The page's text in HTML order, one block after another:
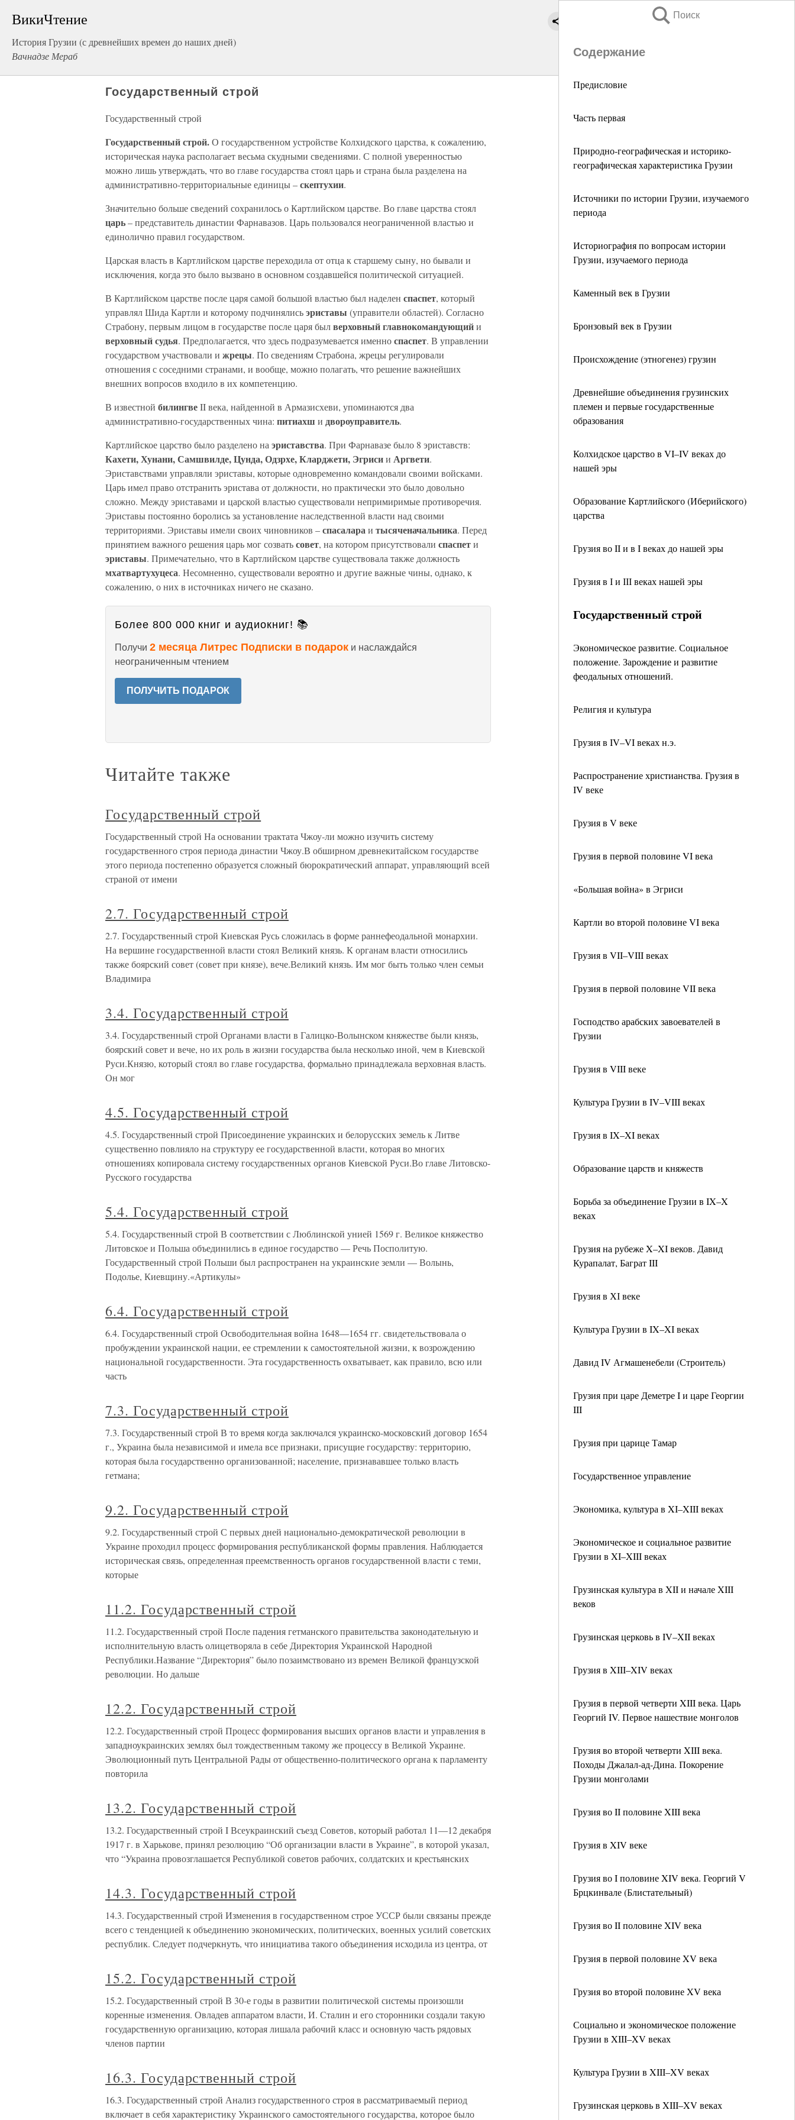
ВикиЧтение
История Грузии (с древнейших времен до наших дней)
Вачнадзе Мераб
Поиск
Содержание
Предисловие
Часть первая
Природно-географическая и историко-
географическая характеристика Грузии
Источники по истории Грузии, изучаемого
периода
Историография по вопросам истории
Грузии, изучаемого периода
Каменный век в Грузии
Бронзовый век в Грузии
Происхождениe (этногенез) грузин
Древнейшие объединения грузинских
племен и первые государственные
образования
Колхидское царство в VI–IV веках до
нашей эры
Образование Картлийского (Иберийского)
царства
Грузия во II и в I веках до нашей эры
Грузия в І и ІІІ веках нашей эры
Государственный строй
Экономическое развитие. Социальное
положение. Зарождение и развитие
феодальных отношений.
Религия и культура
Грузия в IV–VI веках н.э.
Распространение христианства. Грузия в
IV веке
Грузия в V веке
Грузия в первой половине VI века
«Большая война» в Эгриси
Картли во второй половине VI века
Грузия в VII–VIII веках
Грузия в первой половине VII века
Господство арабских завоевателей в
Грузии
Грузия в VIII веке
Культура Грузии в IV–VIII веках
Грузия в IX–XI веках
Образование царств и княжеств
Борьба за объединение Грузии в IX–X
веках
Грузия на рубеже X–XI веков. Давид
Курапалат, Баграт III
Грузия в ХІ веке
Культура Грузии в IX–XI веках
Давид IV Агмашенебели (Строитель)
Грузия при царе Деметре I и царе Георгии
III
Грузия при царице Тамар
Государственное управление
Экономика, культура в XI–XIII веках
Экономическое и социальное развитие
Грузии в XI–XIII веках
Грузинская культура в XII и начале XIII
веков
Грузинская церковь в IV–XII веках
Грузия в XIII–XIV веках
Грузия в первой четверти XIII века. Царь
Георгий IV. Первое нашествие монголов
Грузия во второй четверти XIII века.
Походы Джалал-ад-Дина. Покорение
Грузии монголами
Грузия во II половине XIII века
Грузия в XIV веке
Грузия во I половине XIV века. Георгий V
Брцкинвале (Блистательный)
Грузия во II половине XIV века
Грузия в первой половине XV века
Грузия во второй половине XV века
Социально и экономическое положение
Грузии в XIII–XV веках
Культура Грузии в XIII–XV веках
Грузинская церковь в XIII–XV веках
Государственный строй
Государственный строй
Государственный строй.О государственном устройстве Колхидского царства, к сожалению,
историческая наука располагает весьма скудными сведениями. С полной уверенностью
можно лишь утверждать, что во главе государства стоял царь и страна была разделена на
административно-территориальные единицы –скептухии.
Значительно больше сведений сохранилось о Картлийском царстве. Во главе царства стоял
царь– представитель династии Фарнавазов. Царь пользовался неограниченной властью и
единолично правил государством.
Царская власть в Картлийском царстве переходила от отца к старшему сыну, но бывали и
исключения, когда это было вызвано в основном создавшейся политической ситуацией.
В Картлийском царстве после царя самой большой властью был наделен спаспет, который
управлял Шида Картли и которому подчинялисьэриставы (управители областей). Согласно
Страбону, первым лицом в государстве после царя былверховный главнокомандующийи
верховный судья. Предполагается, что здесь подразумевается именноспаспет. В управлении
государством участвовали и жрецы. По сведениям Страбона, жрецы регулировали
отношения с соседними странами, и вообще, можно полагать, что решение важнейших
внешних вопросов входило в их компетенцию.
В известной билингвеII века, найденной в Армазисхеви, упоминаются два
административно-государственных чина: питиахш и двороуправитель.
Картлийское царство было разделено на эриставства. При Фарнавазе было 8 эриставств:
Кахети, Хунани, Самшвилде, Цунда, Одзрхе, Кларджети, Эгрисии Аргвети.
Эриставствами управляли эриставы, которые одновременно командовали своими войсками.
Царь имел право отстранить эристава от должности, но практически это было довольно
сложно. Между эриставами и царской властью существовали непримиримые противоречия.
Эриставы постоянно боролись за установление наследственной власти над своими
территориями. Эриставы имели своих чиновников –спасалараи тысяченачальника. Перед
принятием важного решения царь мог созватьсовет, на котором присутствовали спаспети
эриставы. Примечательно, что в Картлийском царстве существовала также должность
мхатвартухуцеса. Несомненно, существовали вероятно и другие важные чины, однако, к
сожалению, о них в источниках ничего не сказано.
Более 800 000 книг и аудиокниг! 📚
Получи 2 месяца Литрес Подписки в подарок и наслаждайся
неограниченным чтением
ПОЛУЧИТЬ ПОДАРОК
Читайте также
Государственный строй
Государственный строй На основании трактата Чжоу-ли можно изучить систему
государственного строя периода династии Чжоу.В обширном древнекитайском государстве
этого периода постепенно образуется сложный бюрократический аппарат, управляющий всей
страной от имени
2.7. Государственный строй
2.7. Государственный строй Киевская Русь сложилась в форме раннефеодальной монархии.
На вершине государственной власти стоял Великий князь. К органам власти относились
также боярский совет (совет при князе), вече.Великий князь. Им мог быть только член семьи
Владимира
3.4. Государственный строй
3.4. Государственный строй Органами власти в Галицко-Волынском княжестве были князь,
боярский совет и вече, но их роль в жизни государства была несколько иной, чем в Киевской
Руси.Князю, который стоял во главе государства, формально принадлежала верховная власть.
Он мог
4.5. Государственный строй
4.5. Государственный строй Присоединение украинских и белорусских земель к Литве
существенно повлияло на структуру ее государственной власти, которая во многих
отношениях копировала систему государственных органов Киевской Руси.Во главе Литовско-
Русского государства
5.4. Государственный строй
5.4. Государственный строй В соответствии с Люблинской унией 1569 г. Великое княжество
Литовское и Польша объединились в единое государство — Речь Посполитую.
Государственный строй Польши был распространен на украинские земли — Волынь,
Подолье, Киевщину.«Артикулы»
6.4. Государственный строй
6.4. Государственный строй Освободительная война 1648—1654 гг. свидетельствовала о
пробуждении украинской нации, ее стремлении к самостоятельной жизни, к возрождению
национальной государственности. Эта государственность охватывает, как правило, всю или
часть
7.3. Государственный строй
7.3. Государственный строй В то время когда заключался украинско-московский договор 1654
г., Украина была независимой и имела все признаки, присущие государству: территорию,
которая была государственно организованной; население, признававшее только власть
гетмана;
9.2. Государственный строй
9.2. Государственный строй С первых дней национально-демократической революции в
Украине проходил процесс формирования республиканской формы правления. Наблюдается
историческая связь, определенная преемственность органов государственной власти с теми,
которые
11.2. Государственный строй
11.2. Государственный строй После падения гетманского правительства законодательную и
исполнительную власть олицетворяла в себе Директория Украинской Народной
Республики.Название “Директория” было позаимствовано из времен Великой французской
революции. Но дальше
12.2. Государственный строй
12.2. Государственный строй Процесс формирования высших органов власти и управления в
западноукраинских землях был тождественным такому же процессу в Великой Украине.
Эволюционный путь Центральной Рады от общественно-политического органа к парламенту
повторила
13.2. Государственный строй
13.2. Государственный строй I Всеукраинский съезд Советов, который работал 11—12 декабря
1917 г. в Харькове, принял резолюцию “Об организации власти в Украине”, в которой указал,
что “Украина провозглашается Республикой советов рабочих, солдатских и крестьянских
14.3. Государственный строй
14.3. Государственный строй Изменения в государственном строе УССР были связаны прежде
всего с тенденцией к объединению экономических, политических, военных усилий советских
республик. Следует подчеркнуть, что инициатива такого объединения исходила из центра, от
15.2. Государственный строй
15.2. Государственный строй В 30-е годы в развитии политической системы произошли
коренные изменения. Овладев аппаратом власти, И. Сталин и его сторонники создали такую
государственную организацию, которая лишала рабочий класс и основную часть рядовых
членов партии
16.3. Государственный строй
16.3. Государственный строй Анализ государственного строя в рассматриваемый период
включает в себя характеристику Украинского самостоятельного государства, которое было